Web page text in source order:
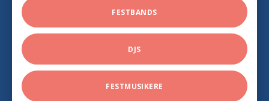
FESTBANDS
DJS
FESTMUSIKERE